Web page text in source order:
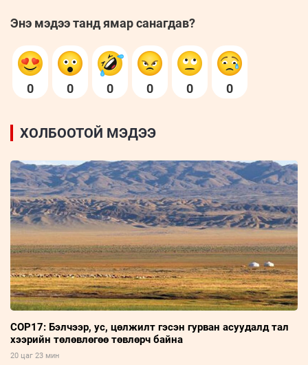
Энэ мэдээ танд ямар санагдав?
0 0 0 0 0 0
ХОЛБООТОЙ МЭДЭЭ
COP17: Бэлчээр, ус, цөлжилт гэсэн гурван асуудалд тал
хээрийн төлөвлөгөө төвлөрч байна
20 цаг 23 мин